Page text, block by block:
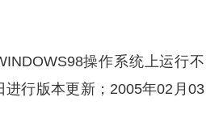
操作系统上运行不
进行版本更新；2005年02月03